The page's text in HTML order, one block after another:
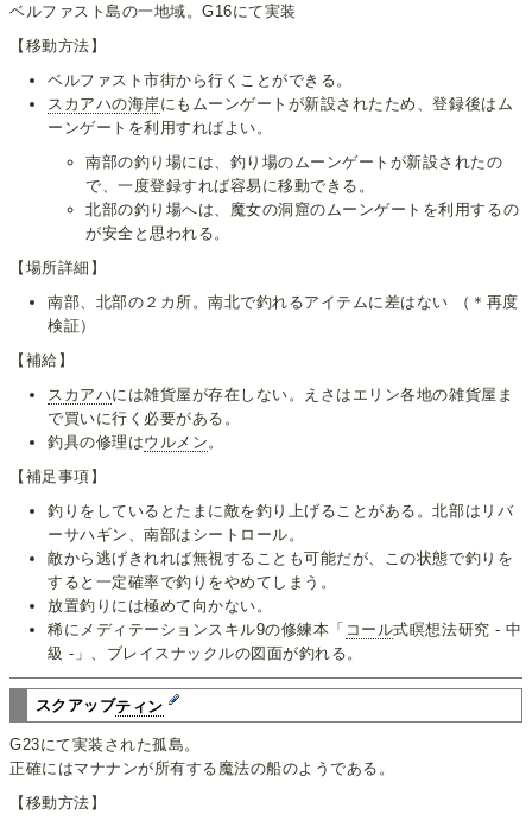
ベルファスト島の一地域。G16にて実装
【移動方法】
ベルファスト市街から行くことができる。
スカアハの海岸にもムーンゲートが新設されたため、登録後はム
ーンゲートを利用すればよい。
南部の釣り場には、釣り場のムーンゲートが新設されたの
で、一度登録すれば容易に移動できる。
北部の釣り場へは、魔女の洞窟のムーンゲートを利用するの
が安全と思われる。
【場所詳細】
南部、北部の２カ所。南北で釣れるアイテムに差はない （＊再度
検証）
【補給】
スカアハには雑貨屋が存在しない。えさはエリン各地の雑貨屋ま
で買いに行く必要がある。
釣具の修理はウルメン。
【補足事項】
釣りをしているとたまに敵を釣り上げることがある。北部はリバ
ーサハギン、南部はシートロール。
敵から逃げきれれば無視することも可能だが、この状態で釣りを
すると一定確率で釣りをやめてしまう。
放置釣りには極めて向かない。
稀にメディテーションスキル9の修練本「 コール式瞑想法研究 - 中
級 -」、ブレイスナックルの図面が釣れる。
スクアッブティン
G23にて実装された孤島。
正確にはマナナンが所有する魔法の船のようである。
【移動方法】